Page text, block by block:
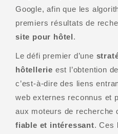
Google, afin que les
premiers résultats de
site pour hôtel.
Le défi premier d’une
hôtellerie est l’obtention de
c’est-à-dire des liens
web externes reconnus et
aux moteurs de recherche
fiable et intéressant. Ces